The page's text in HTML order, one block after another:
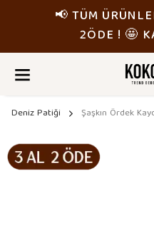
📢 TÜM
2ÖDE ! 🤩
Deniz Patiği Şaşkın Ördek